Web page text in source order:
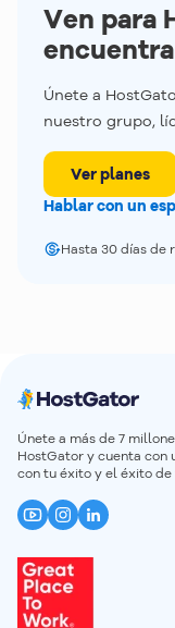
Ven para
Únete a
nuestro grupo,
Ver planes
Hablar con un
Hasta 30 días de
Únete a más de 7
HostGator y cuenta con
con tu éxito y el éxito